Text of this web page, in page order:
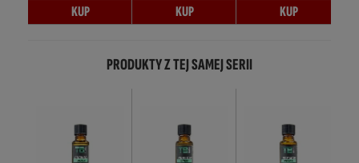
KUP KUP KUP
PRODUKTY Z TEJ SAMEJ SERII